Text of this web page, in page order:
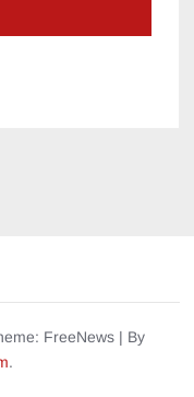
FreeNews | By
.